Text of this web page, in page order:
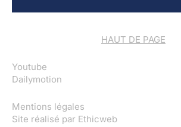
HAUT DE PAGE
Youtube
Dailymotion
Mentions légales
Site réalisé par Ethicweb